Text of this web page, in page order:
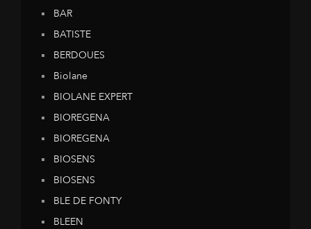
BAR
BATISTE
BERDOUES
Biolane
BIOLANE EXPERT
BIOREGENA
BIOREGENA
BIOSENS
BIOSENS
BLE DE FONTY
BLEEN